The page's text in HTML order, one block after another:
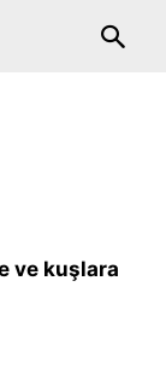
ve kuşlara